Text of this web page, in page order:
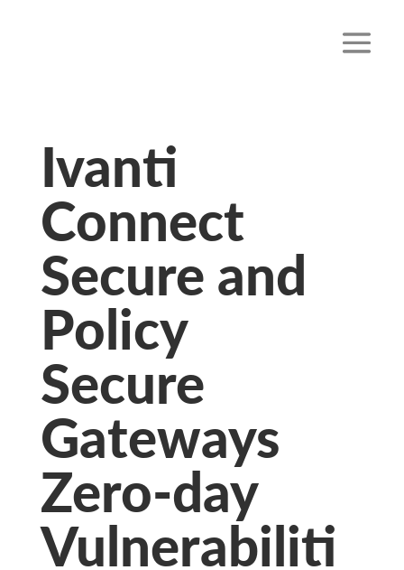
Ivanti
Connect
Secure and
Policy
Secure
Gateways
Zero-day
Vulnerabiliti